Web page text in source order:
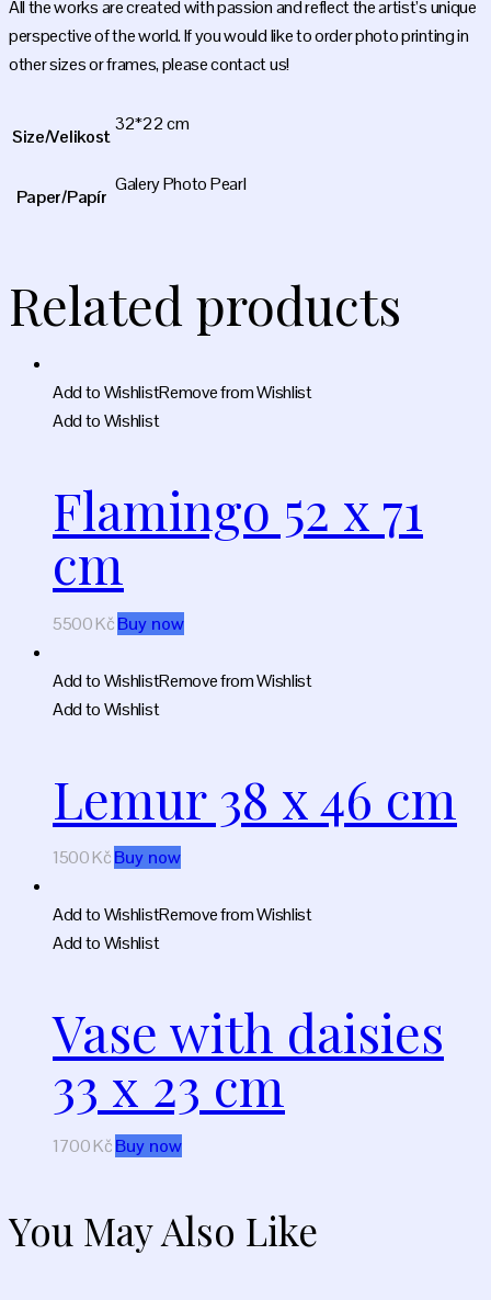
All the works are created with passion and reflect the artist’s unique
perspective of the world. If you would like to order photo printing in
other sizes or frames, please contact us!
Size/Velikost
32*22 cm
Paper/Papír
Galery Photo Pearl
Related products
Add to WishlistRemove from Wishlist
Add to Wishlist
Flamingo 52 x 71
cm
5500KčBuy now
Add to WishlistRemove from Wishlist
Add to Wishlist
Lemur 38 x 46 cm
1500KčBuy now
Add to WishlistRemove from Wishlist
Add to Wishlist
Vase with daisies
33 х 23 cm
1700KčBuy now
You May Also Like